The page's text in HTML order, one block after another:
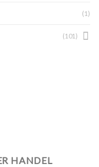
(1)
(101)
HANDEL